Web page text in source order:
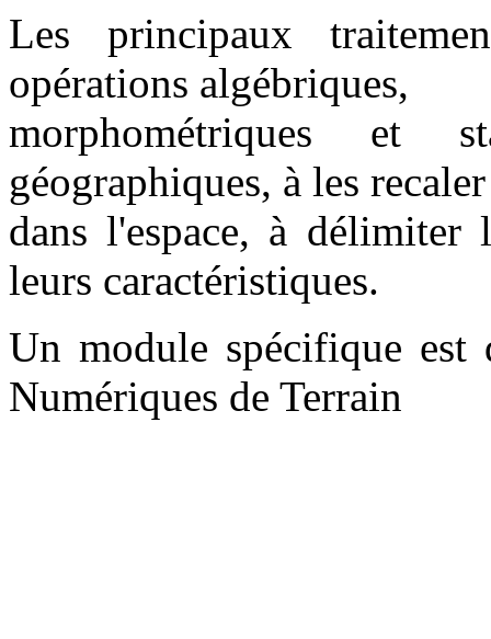
Les principaux
opérations algébriques,
morphométriques et
géographiques, à les recaler
dans l'espace, à délimiter
leurs caractéristiques.
Un module spécifique est
Numériques de Terrain